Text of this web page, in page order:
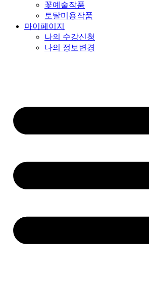
꽃예술작품
토탈미용작품
마이페이지
나의 수강신청
나의 정보변경